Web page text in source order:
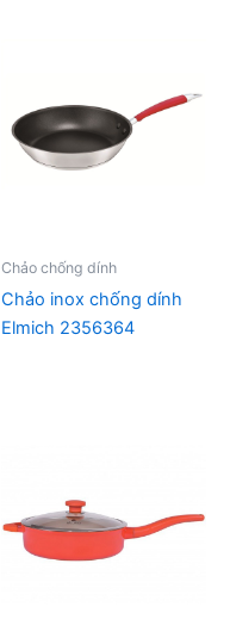
Chảo chống dính
Chảo inox chống dính
Elmich 2356364